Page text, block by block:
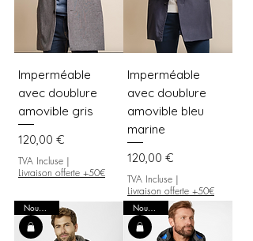
Imperméable
avec doublure
amovible gris
Prix
120,00 €
TVA Incluse |
Livraison offerte +50€
Imperméable
avec doublure
amovible bleu
marine
Prix
120,00 €
TVA Incluse |
Livraison offerte +50€
Nouveauté Nouveauté